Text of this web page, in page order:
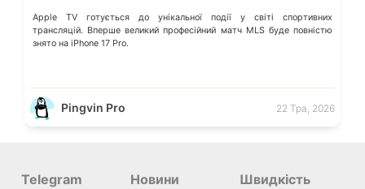
Apple TV готується до унікальної події у світі спортивних
трансляцій. Вперше великий професійний матч MLS буде повністю
знято на iPhone 17 Pro.
Pingvin Pro 22 Тра, 2026
Telegram
Новини
Швидкість